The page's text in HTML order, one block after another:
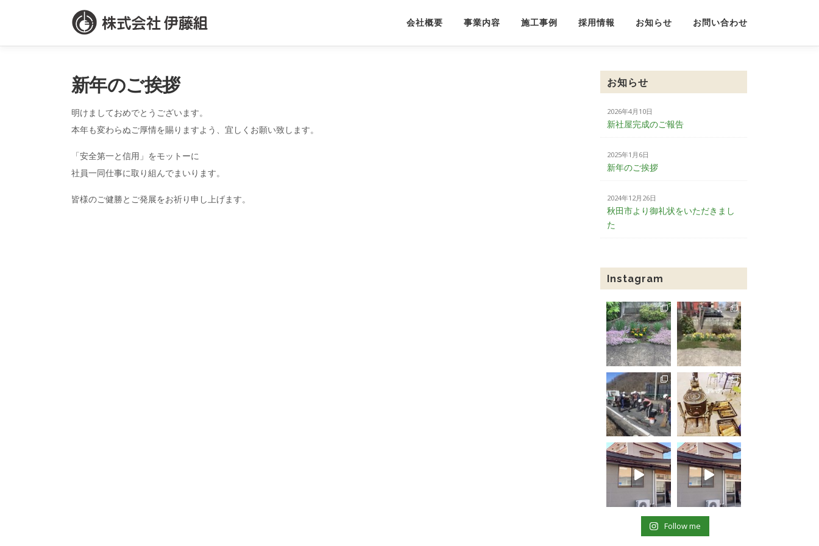
ン
会社概要 事業内容 施工事例 採用情報 お知らせ お問い合わせ
新年のご挨拶
明けましておめでとうございます。
本年も変わらぬご厚情を賜りますよう、宜しくお願い致します。
「安全第一と信用」をモットーに
社員一同仕事に取り組んでまいります。
皆様のご健勝とご発展をお祈り申し上げます。
お知らせ
2026年4月10日
新社屋完成のご報告
2025年1月6日
新年のご挨拶
2024年12月26日
秋田市より御礼状をいただきまし
た
Instagram
Follow me